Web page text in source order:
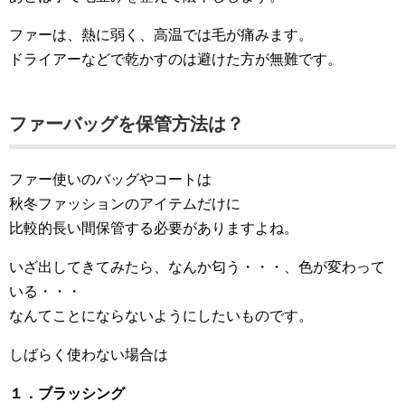
ファーは、熱に弱く、高温では毛が痛みます。
ドライアーなどで乾かすのは避けた方が無難です。
ファーバッグを保管方法は？
ファー使いのバッグやコートは
秋冬ファッションのアイテムだけに
比較的長い間保管する必要がありますよね。
いざ出してきてみたら、なんか匂う・・・、色が変わって
いる・・・
なんてことにならないようにしたいものです。
しばらく使わない場合は
１．ブラッシング